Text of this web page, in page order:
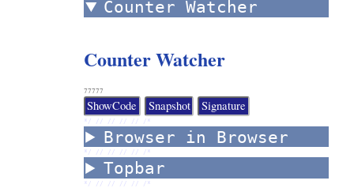
Counter Watcher
Counter Watcher
77777
*/ // // // // /*
Browser in Browser
*/ // // // // /*
Topbar
*/ // // // // /*